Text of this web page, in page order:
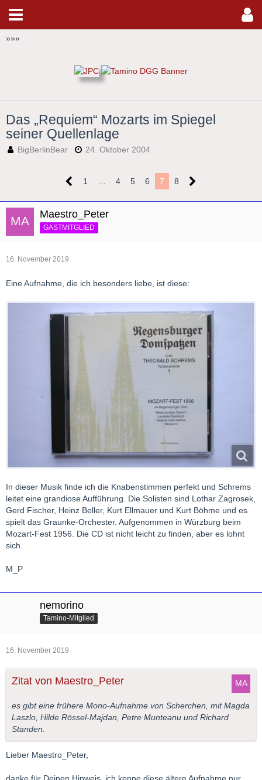
»»»
Das „Requiem“ Mozarts im Spiegel
seiner Quellenlage
BigBerlinBear 24. Oktober 2004
1 … 4 5 6 7 8
Maestro_Peter
GASTMITGLIED
16. November 2019
Eine Aufnahme, die ich besonders liebe, ist diese:
In dieser Musik finde ich die Knabenstimmen perfekt und Schrems
leitet eine grandiose Aufführung. Die Solisten sind Lothar Zagrosek,
Gerd Fischer, Heinz Beller, Kurt Ellmauer und Kurt Böhme und es
spielt das Graunke-Orchester. Aufgenommen in Würzburg beim
Mozart-Fest 1956. Die CD ist nicht leicht zu finden, aber es lohnt
sich.
M_P
nemorino
Tamino-Mitglied
16. November 2019
Zitat von Maestro_Peter
es gibt eine frühere Mono-Aufnahme von Scherchen, mit Magda
Laszlo, Hilde Rössel-Majdan, Petre Munteanu und Richard
Standen.
Lieber Maestro_Peter,
danke für Deinen Hinweis, ich kenne diese ältere Aufnahme nur